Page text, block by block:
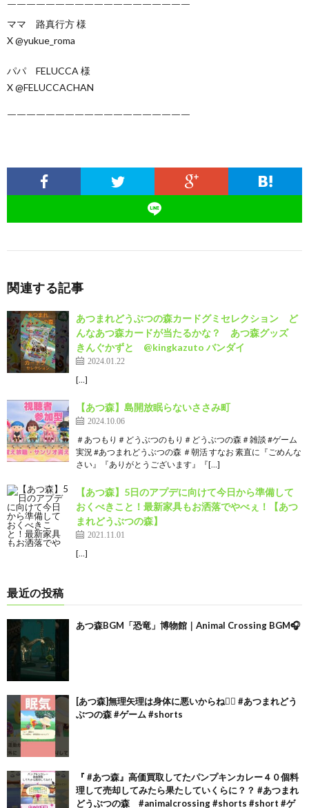
￣￣￣￣￣￣￣￣￣￣￣￣￣￣￣￣￣￣￣
ママ 路真行方 様
X @yukue_roma
パパ FELUCCA 様
X @FELUCCACHAN
￣￣￣￣￣￣￣￣￣￣￣￣￣￣￣￣￣￣￣
関連する記事
あつまれどうぶつの森カードグミセレクション ど
んなあつ森カードが当たるかな？ あつ森グッズ
きんぐかずと @kingkazuto バンダイ
2024.01.22
[…]
【あつ森】島開放眠らないささみ町
2024.10.06
＃あつもり＃どうぶつのもり＃どうぶつの森＃雑談 #ゲーム
実況 #あつまれどうぶつの森 ＃朝活 すなお 素直に『ごめんな
さい』『ありがとうございます』『[…]
【あつ森】5日のアプデに向けて今日から準備して
おくべきこと！最新家具もお洒落でやべぇ！【あつ
まれどうぶつの森】
2021.11.01
[…]
最近の投稿
あつ森BGM「恐竜」博物館｜Animal Crossing BGM🎧
[あつ森]無理矢理は身体に悪いからね🙂‍↕️ #あつまれどう
ぶつの森 #ゲーム #shorts
『 #あつ森』高価買取してたパンプキンカレー４０個料
理して売却してみたら果たしていくらに？？ #あつまれ
どうぶつの森 #animalcrossing #shorts #short #ゲ